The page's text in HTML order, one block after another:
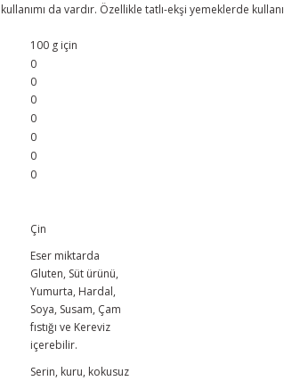
da vardır. Özellikle tatlı-ekşi yemeklerde
100 g için
0
0
0
0
0
0
0
Çin
Eser miktarda
Gluten, Süt ürünü,
Yumurta, Hardal,
Soya, Susam, Çam
fıstığı ve Kereviz
içerebilir.
Serin, kuru, kokusuz